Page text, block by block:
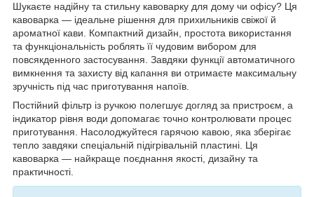
Шукаєте надійну та стильну кавоварку для дому чи офісу? Ця
кавоварка — ідеальне рішення для прихильників свіжої й
ароматної кави. Компактний дизайн, простота використання
та функціональність роблять її чудовим вибором для
повсякденного застосування. Завдяки функції автоматичного
вимкнення та захисту від капання ви отримаєте максимальну
зручність під час приготування напоїв.
Постійний фільтр із ручкою полегшує догляд за пристроєм, а
індикатор рівня води допомагає точно контролювати процес
приготування. Насолоджуйтеся гарячою кавою, яка зберігає
тепло завдяки спеціальній підігрівальній пластині. Ця
кавоварка — найкраще поєднання якості, дизайну та
практичності.